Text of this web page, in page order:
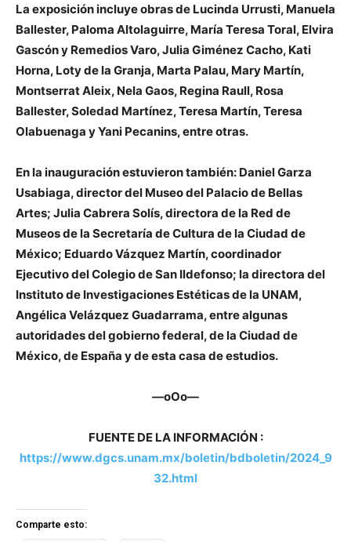
La exposición incluye obras de Lucinda Urrusti, Manuela
Ballester, Paloma Altolaguirre, María Teresa Toral, Elvira
Gascón y Remedios Varo, Julia Giménez Cacho, Kati
Horna, Loty de la Granja, Marta Palau, Mary Martín,
Montserrat Aleix, Nela Gaos, Regina Raull, Rosa
Ballester, Soledad Martínez, Teresa Martín, Teresa
Olabuenaga y Yani Pecanins, entre otras.
En la inauguración estuvieron también: Daniel Garza
Usabiaga, director del Museo del Palacio de Bellas
Artes; Julia Cabrera Solís, directora de la Red de
Museos de la Secretaría de Cultura de la Ciudad de
México; Eduardo Vázquez Martín, coordinador
Ejecutivo del Colegio de San Ildefonso; la directora del
Instituto de Investigaciones Estéticas de la UNAM,
Angélica Velázquez Guadarrama, entre algunas
autoridades del gobierno federal, de la Ciudad de
México, de España y de esta casa de estudios.
—oOo—
FUENTE DE LA INFORMACIÓN :
https://www.dgcs.unam.mx/boletin/bdboletin/2024_9
32.html
Comparte esto: